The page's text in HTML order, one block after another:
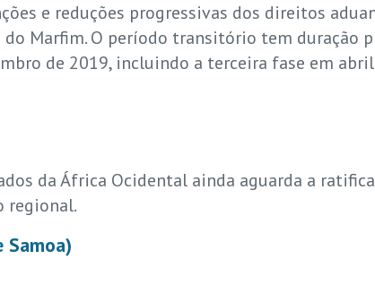
e reduções progressivas dos direitos
Marfim. O período transitório tem duração
de 2019, incluindo a terceira fase em
da África Ocidental ainda aguarda a
regional.
Samoa)